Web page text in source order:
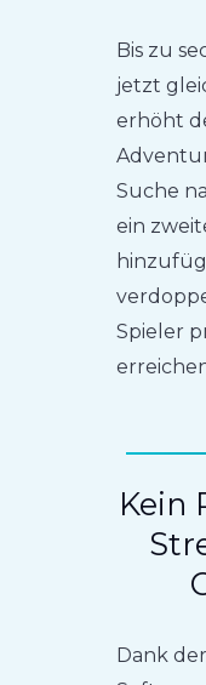
Bis zu
jetzt
erhöht
Suche
ein
Spieler
Kein
Dank